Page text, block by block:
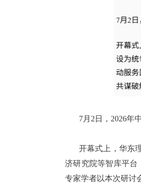
7月2日，2026年中
开幕式上，华东理
济研究院等智库平台
专家学者以本次研讨